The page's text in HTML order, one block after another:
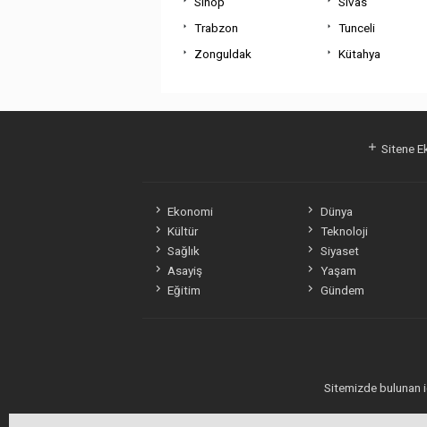
Trabzon
Tunceli
Zonguldak
Kütahya
Sitene
Ekonomi
Dünya
Kültür
Teknoloji
Sağlık
Siyaset
Asayiş
Yaşam
Eğitim
Gündem
Sitemizde bulunan